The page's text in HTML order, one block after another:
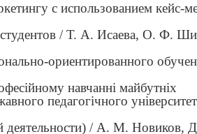
с использованием кейс-
студентов / Т. А. Исаева, О. Ф.
ориентированного
навчанні майбутніх
педагогічного
деятельности) / А. М. Новиков,